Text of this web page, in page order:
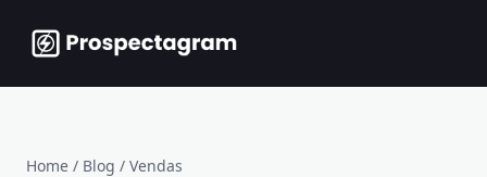
Home / Blog / Vendas